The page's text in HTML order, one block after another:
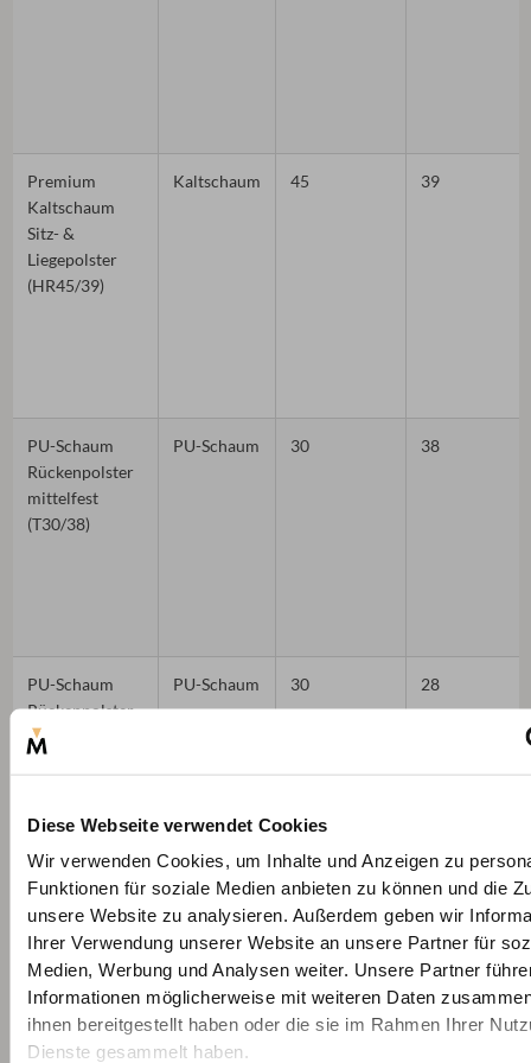
Diese Webseite verwendet Cookies
Wir verwenden Cookies, um Inhalte und Anzeigen zu
Funktionen für soziale Medien anbieten zu können und die
unsere Website zu analysieren. Außerdem geben wir
Ihrer Verwendung unserer Website an unsere Partner für
Medien, Werbung und Analysen weiter. Unsere Partner
Informationen möglicherweise mit weiteren Daten
ihnen bereitgestellt haben oder die sie im Rahmen Ihrer
Dienste gesammelt haben.
Premium
Kaltschaum
Sitz- &
Liegepolster
(HR45/39)
Kaltschaum 45 39
PU-Schaum
Rückenpolster
mittelfest
(T30/38)
PU-Schaum 30 38
PU-Schaum
Rückenpolster
weich (T30/28)
PU-Schaum 30 28
Premium
Kaltschaum
Rückenpolster
weich
(HR50/24)
Kaltschaum 50 24